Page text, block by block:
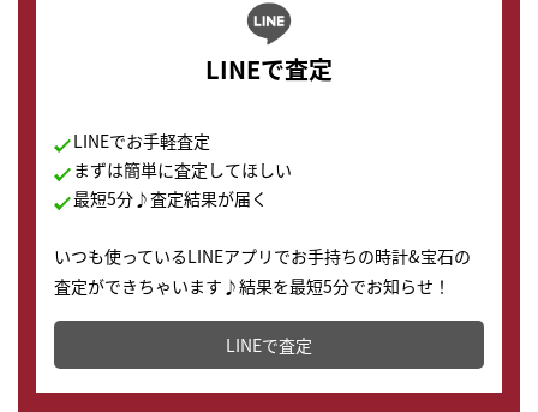
LINEで査定
LINEでお手軽査定
まずは簡単に査定してほしい
最短5分♪査定結果が届く
いつも使っているLINEアプリでお手持ちの時計&宝石の
査定ができちゃいます♪結果を最短5分でお知らせ！
どこからでもすぐに査定金額を知ることが出来ます。
LINEで査定